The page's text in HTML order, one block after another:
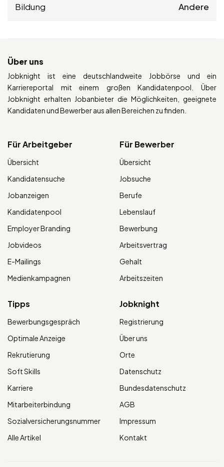
Bildung Andere
Über uns
Jobknight ist eine deutschlandweite Jobbörse und ein
Karriereportal mit einem großen Kandidatenpool. Über
Jobknight erhalten Jobanbieter die Möglichkeiten, geeignete
Kandidaten und Bewerber aus allen Bereichen zu finden.
Für Arbeitgeber
Übersicht
Kandidatensuche
Jobanzeigen
Kandidatenpool
Employer Branding
Jobvideos
E-Mailings
Medienkampagnen
Für Bewerber
Übersicht
Jobsuche
Berufe
Lebenslauf
Bewerbung
Arbeitsvertrag
Gehalt
Arbeitszeiten
Tipps
Bewerbungsgespräch
Optimale Anzeige
Rekrutierung
Soft Skills
Karriere
Mitarbeiterbindung
Sozialversicherungsnummer
Alle Artikel
Jobknight
Registrierung
Über uns
Orte
Datenschutz
Bundesdatenschutz
AGB
Impressum
Kontakt